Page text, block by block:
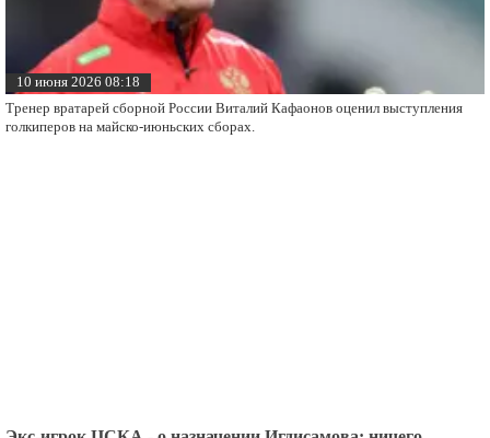
10 июня 2026 08:18
Тренер вратарей сборной России Виталий Кафаонов оценил выступления
голкиперов на майско-июньских сборах.